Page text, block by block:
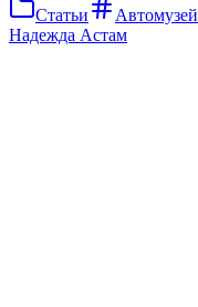
Статьи Автомузей
Надежда Астам